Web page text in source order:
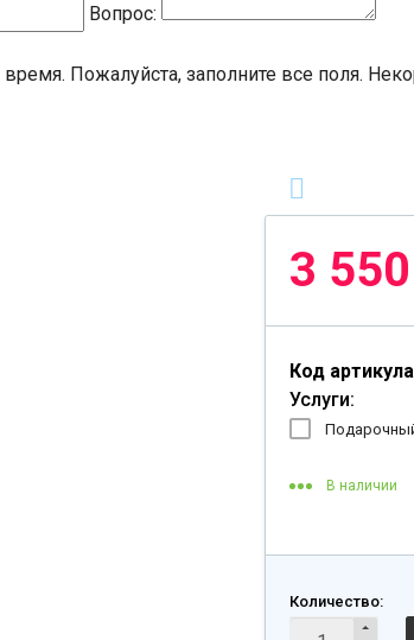
Вопрос:
Пожалуйста, заполните все поля.
3 550
Код
Услуги:
В наличии
Количество: